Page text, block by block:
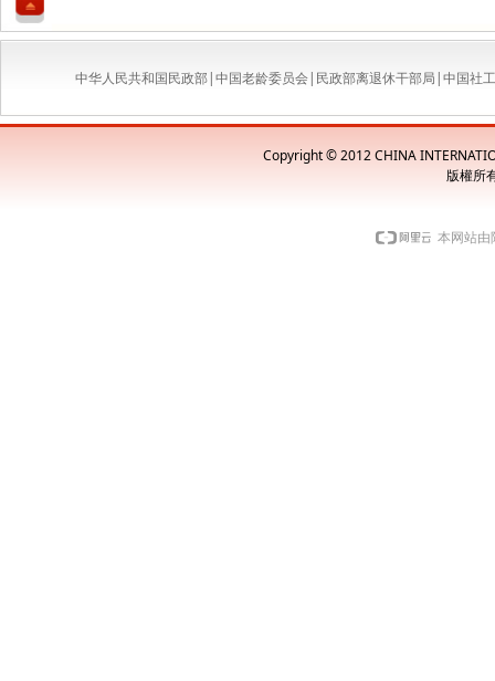
中华人民共和国民政部|中国老龄委员会| 民政部离退休干部局 |中国社
Copyright © 2012 CHINA
版權所
本网站由